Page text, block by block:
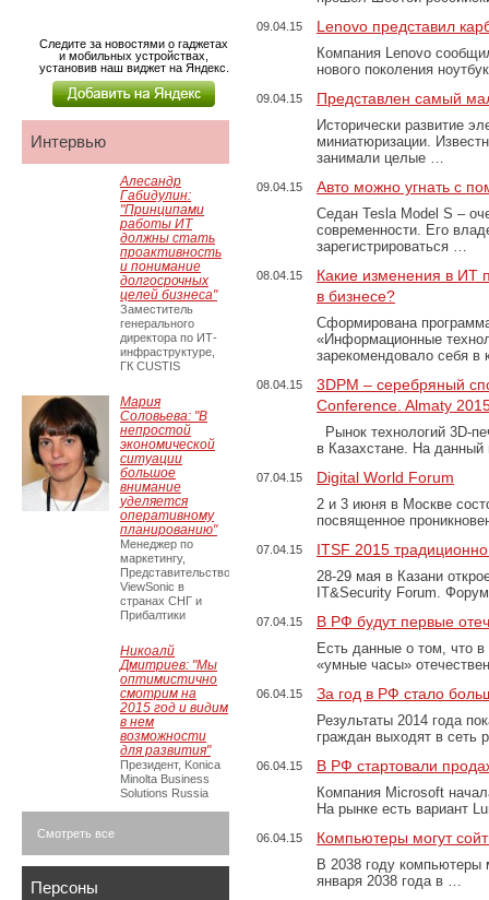
09.04.15 Lenovo представил
Компания Lenovo
нового поколения
09.04.15 Представлен самый
Исторически развитие
миниатюризации.
занимали целые …
09.04.15 Авто можно угнать с
Седан Tesla Model S –
современности. Его
зарегистрироваться …
08.04.15
Какие изменения в ИТ
в бизнесе?
Сформирована
«Информационные
зарекомендовало себя
08.04.15
3DPM – серебряный
Conference. Almaty
Рынок технологий 3D-
в Казахстане. На
07.04.15 Digital World Forum
2 и 3 июня в Москве
посвященное
07.04.15 ITSF 2015
28-29 мая в Казани
IT&Security Forum.
07.04.15 В РФ будут первые
Есть данные о том, что
«умные часы»
06.04.15 За год в РФ стало
Результаты 2014 года
граждан выходят в
06.04.15 В РФ стартовали
Компания Microsoft
На рынке есть вариант
06.04.15 Компьютеры могут
В 2038 году компьютеры
января 2038 года в …
Следите за новостями о гаджетах
и мобильных устройствах,
установив наш виджет на Яндекс.
Интервью
Алесандр
Габидулин:
"Принципами
работы ИТ
должны стать
проактивность
и понимание
долгосрочных
целей бизнеса"
Заместитель
генерального
директора по ИТ-
инфраструктуре,
ГК CUSTIS
Мария
Соловьева: "В
непростой
экономической
ситуации
большое
внимание
уделяется
оперативному
планированию"
Менеджер по
маркетингу,
Представительство
ViewSonic в
странах СНГ и
Прибалтики
Никоалй
Дмитриев: "Мы
оптимистично
смотрим на
2015 год и видим
в нем
возможности
для развития"
Президент, Konica
Minolta Business
Solutions Russia
Смотреть все
Персоны